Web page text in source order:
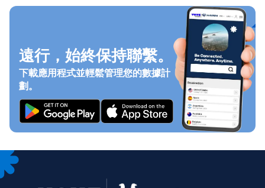
遠行，始終保持聯繫。
下載應用程式並輕鬆管理您的數據計
劃。